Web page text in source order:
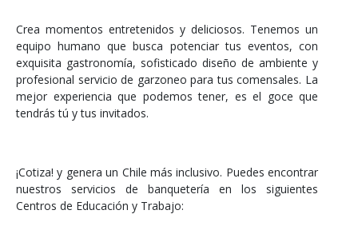
Crea momentos entretenidos y deliciosos. Tenemos un
equipo humano que busca potenciar tus eventos, con
exquisita gastronomía, sofisticado diseño de ambiente y
profesional servicio de garzoneo para tus comensales. La
mejor experiencia que podemos tener, es el goce que
tendrás tú y tus invitados.
¡Cotiza! y genera un Chile más inclusivo. Puedes encontrar
nuestros servicios de banquetería en los siguientes
Centros de Educación y Trabajo: